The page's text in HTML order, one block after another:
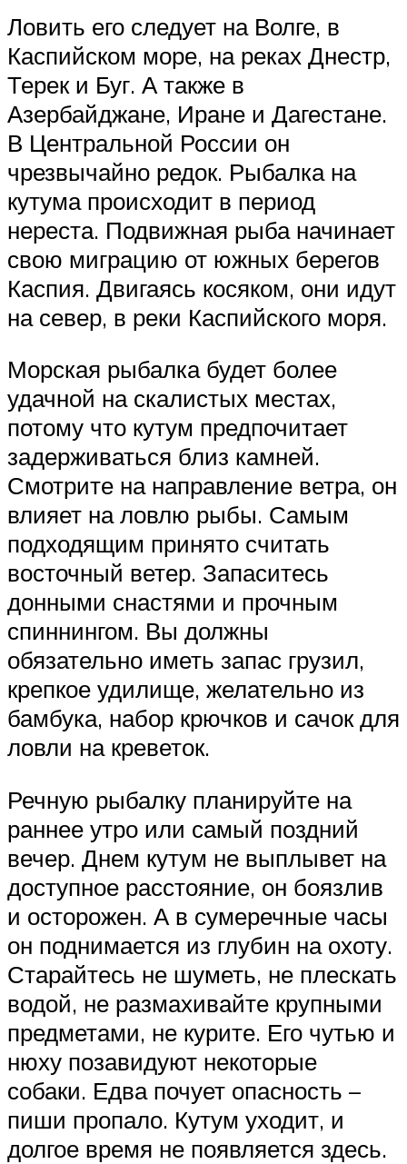
Ловить его следует на Волге, в
Каспийском море, на реках Днестр,
Терек и Буг. А также в
Азербайджане, Иране и Дагестане.
В Центральной России он
чрезвычайно редок. Рыбалка на
кутума происходит в период
нереста. Подвижная рыба начинает
свою миграцию от южных берегов
Каспия. Двигаясь косяком, они идут
на север, в реки Каспийского моря.
Морская рыбалка будет более
удачной на скалистых местах,
потому что кутум предпочитает
задерживаться близ камней.
Смотрите на направление ветра, он
влияет на ловлю рыбы. Самым
подходящим принято считать
восточный ветер. Запаситесь
донными снастями и прочным
спиннингом. Вы должны
обязательно иметь запас грузил,
крепкое удилище, желательно из
бамбука, набор крючков и сачок для
ловли на креветок.
Речную рыбалку планируйте на
раннее утро или самый поздний
вечер. Днем кутум не выплывет на
доступное расстояние, он боязлив
и осторожен. А в сумеречные часы
он поднимается из глубин на охоту.
Старайтесь не шуметь, не плескать
водой, не размахивайте крупными
предметами, не курите. Его чутью и
нюху позавидуют некоторые
собаки. Едва почует опасность –
пиши пропало. Кутум уходит, и
долгое время не появляется здесь.